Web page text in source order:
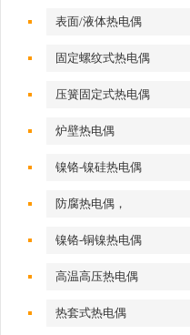
表面/液体热电偶
固定螺纹式热电偶
压簧固定式热电偶
炉壁热电偶
镍铬-镍硅热电偶
防腐热电偶，
镍铬-铜镍热电偶
高温高压热电偶
热套式热电偶